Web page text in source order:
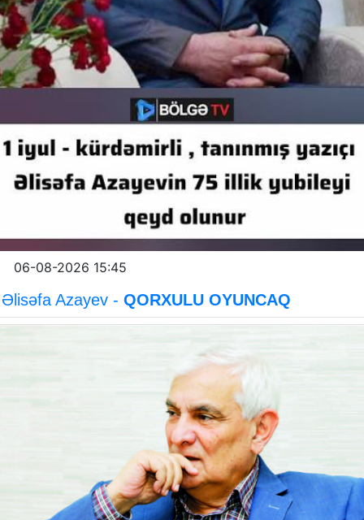
06-08-2026 15:45
Əlisəfa Azayev - QORXULU OYUNCAQ